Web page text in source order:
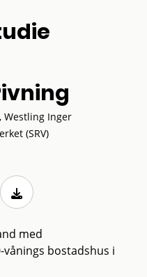
Westling Inger
(SRV)
med
bostadshus i